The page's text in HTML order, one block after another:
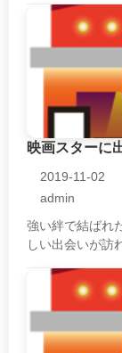
す。 その嫉
映画スターに
2019-11-02
admin
強い絆で結ばれた人
しい出会いが訪れています。 これ
しれ